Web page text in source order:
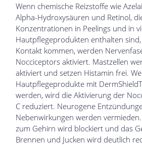
Wenn chemische Reizstoffe wie
Alpha-Hydroxysäuren und Retinol,
Konzentrationen in Peelings und in
Hautpflegeprodukten enthalten
Kontakt kommen, werden
Nocciceptors aktiviert. Mastzellen
aktiviert und setzen Histamin frei.
Hautpflegeprodukte mit
werden, wird die Aktivierung der
C reduziert. Neurogene
Nebenwirkungen werden
zum Gehirn wird blockiert und das
Brennen und Jucken wird deutlich